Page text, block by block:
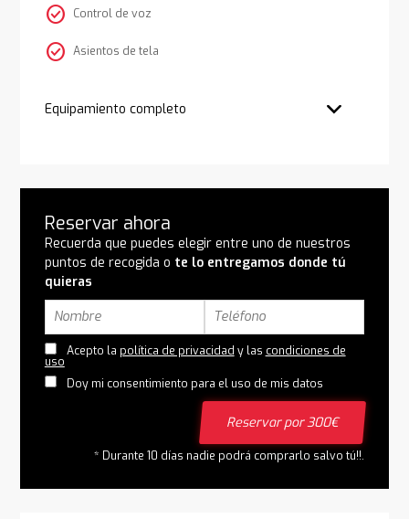
check_circle Control de voz
check_circle Asientos de tela
Equipamiento completo
Reservar ahora
Recuerda que puedes elegir entre uno de nuestros
puntos de recogida o te lo entregamos donde tú
quieras
Acepto la política de privacidad y las condiciones de
uso
Doy mi consentimiento para el uso de mis datos
Reservar por 300€
* Durante 10 días nadie podrá comprarlo salvo tú!!.